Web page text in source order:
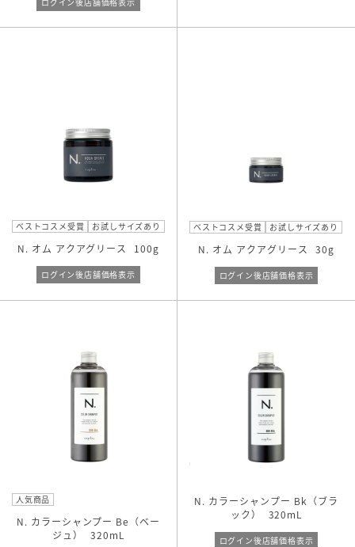
ログイン後店舗価格表示
ベストコスメ受賞 お試しサイズあり
N. オム アクアグリース 100g
ログイン後店舗価格表示
ベストコスメ受賞 お試しサイズあり
N. オム アクアグリース 30g
ログイン後店舗価格表示
人気商品
N. カラーシャンプー Be（ベー
ジュ）
320mL
N. カラーシャンプー Bk（ブラ
ック）
320mL
ログイン後店舗価格表示